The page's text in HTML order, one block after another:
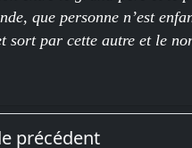
que personne n’est
sort par cette autre et le
précédent